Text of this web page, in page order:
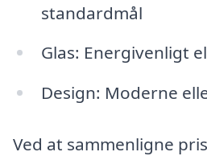
standardmål
Glas: Energivenligt
Design: Moderne
Ved at sammenligne